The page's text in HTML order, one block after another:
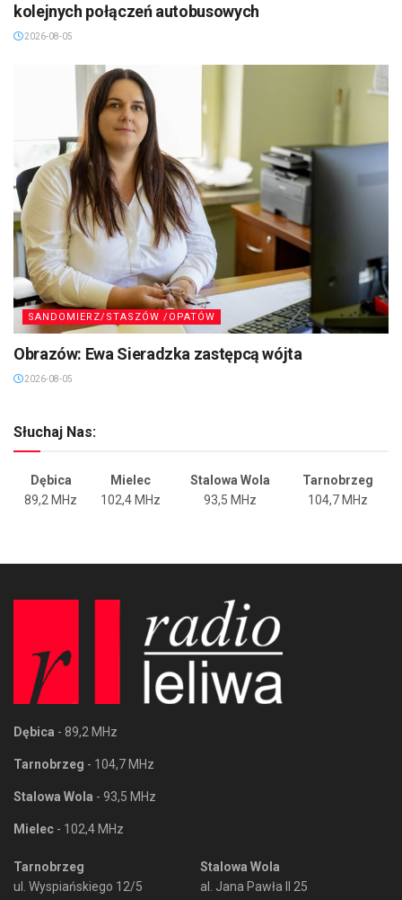
kolejnych połączeń autobusowych
2026-08-05
SANDOMIERZ/STASZÓW /OPATÓW
Obrazów: Ewa Sieradzka zastępcą wójta
2026-08-05
Słuchaj Nas:
Dębica Mielec Stalowa Wola
Tarnobrzeg
89,2 MHz
102,4 MHz 93,5 MHz 104,7 MHz
Dębica - 89,2 MHz
Tarnobrzeg - 104,7 MHz
Stalowa Wola - 93,5 MHz
Mielec - 102,4 MHz
Tarnobrzeg
ul. Wyspiańskiego 12/5
Stalowa Wola
al. Jana Pawła II 25